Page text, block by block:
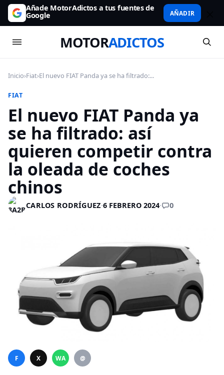
Añade MotorAdictos a tus fuentes de
Google AÑADIR
MOTORADICTOS
Inicio›Fiat›El nuevo FIAT Panda ya se ha filtrado:...
FIAT
El nuevo FIAT Panda ya
se ha filtrado: así
quieren competir contra
la oleada de coches
chinos
CARLOS RODRÍGUEZ·6 FEBRERO 2024· 0
F X WA @